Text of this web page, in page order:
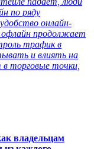
по ряду
онлайн-
офлайн продолжает
трафик в
и влиять на
торговые точки,
владельцам